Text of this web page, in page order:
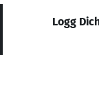
Logg